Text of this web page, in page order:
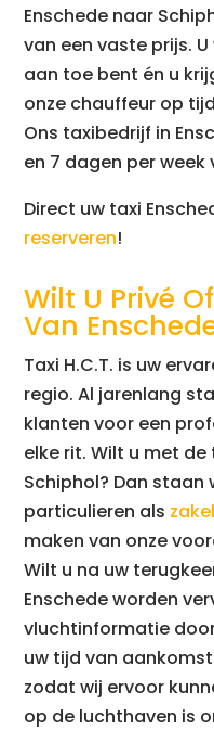
Enschede naar
van een vaste prijs.
aan toe bent én u
onze chauffeur op
Ons taxibedrijf in
en 7 dagen per week
Direct uw taxi
reserveren!
Wilt U Privé
Van
Taxi H.C.T. is uw
regio. Al jarenlang
klanten voor een
elke rit. Wilt u met
Schiphol? Dan staan
particulieren als
maken van onze
Wilt u na uw
Enschede worden
vluchtinformatie
uw tijd van
zodat wij ervoor
op de luchthaven is